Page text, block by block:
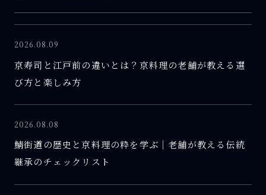
2026.08.09
京寿司と江戸前の違いとは？京料理の老舗が教える選
び方と楽しみ方
2026.08.08
鯖街道の歴史と京料理の粋を学ぶ｜老舗が教える伝統
継承のチェックリスト